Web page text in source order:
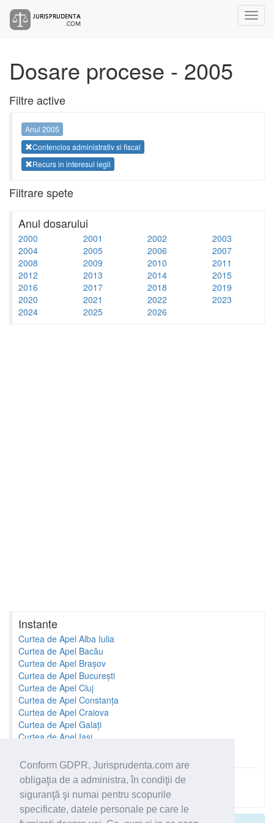
Conform GDPR, Jurisprudenta.com are
obligaţia de a administra, în condiţii de
siguranţă şi numai pentru scopurile
specificate, datele personale pe care le
Dosare procese - 2005
Filtre active
Anul 2005
Contencios administrativ si fiscal
Recurs in interesul legii
Filtrare spete
Anul dosarului
2000 2001 2002
2003
2004
2005 2006
2007
2008
2009 2010
2011
2012
2013 2014
2015
2016
2017 2018
2019
2020
2021 2022
2023
2024
2025 2026
Instante
Curtea de Apel Alba Iulia
Curtea de Apel Bacău
Curtea de Apel Brașov
Curtea de Apel București
Curtea de Apel Cluj
Curtea de Apel Constanța
Curtea de Apel Craiova
Curtea de Apel Galați
Curtea de Apel Iași
Toate instantele